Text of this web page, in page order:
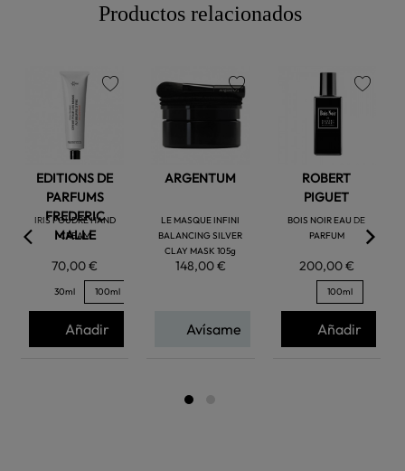
Productos relacionados
EDITIONS DE
PARFUMS
FREDERIC
MALLE
IRIS POUDRE HAND
CREAM
70,00 €
30ml 100ml
Añadir
ARGENTUM
LE MASQUE INFINI
BALANCING SILVER
CLAY MASK 105g
148,00 €
favorite
Avísame
ROBERT
PIGUET
BOIS NOIR EAU DE
PARFUM
200,00 €
100ml
Añadir